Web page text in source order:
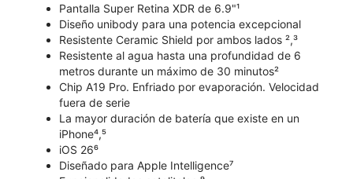
Pantalla Super Retina XDR de 6.9"¹
Diseño unibody para una potencia excepcional
Resistente Ceramic Shield por ambos lados ²,³
Resistente al agua hasta una profundidad de 6
metros durante un máximo de 30 minutos²
Chip A19 Pro. Enfriado por evaporación. Velocidad
fuera de serie
La mayor duración de batería que existe en un
iPhone⁴,⁵
iOS 26⁶
Diseñado para Apple Intelligence⁷